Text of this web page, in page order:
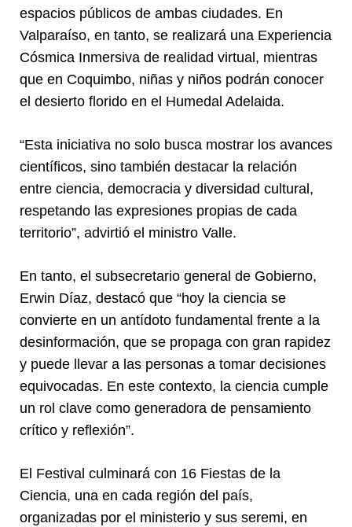
espacios públicos de ambas ciudades. En
Valparaíso, en tanto, se realizará una Experiencia
Cósmica Inmersiva de realidad virtual, mientras
que en Coquimbo, niñas y niños podrán conocer
el desierto florido en el Humedal Adelaida.
“Esta iniciativa no solo busca mostrar los avances
científicos, sino también destacar la relación
entre ciencia, democracia y diversidad cultural,
respetando las expresiones propias de cada
territorio”, advirtió el ministro Valle.
En tanto, el subsecretario general de Gobierno,
Erwin Díaz, destacó que “hoy la ciencia se
convierte en un antídoto fundamental frente a la
desinformación, que se propaga con gran rapidez
y puede llevar a las personas a tomar decisiones
equivocadas. En este contexto, la ciencia cumple
un rol clave como generadora de pensamiento
crítico y reflexión”.
El Festival culminará con 16 Fiestas de la
Ciencia, una en cada región del país,
organizadas por el ministerio y sus seremi, en